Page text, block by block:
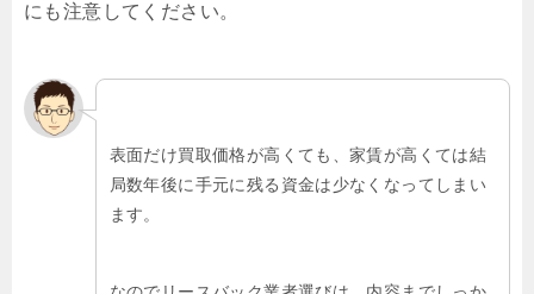
にも注意してください。
表面だけ買取価格が高くても、家賃が高くては結
局数年後に手元に残る資金は少なくなってしまい
ます。